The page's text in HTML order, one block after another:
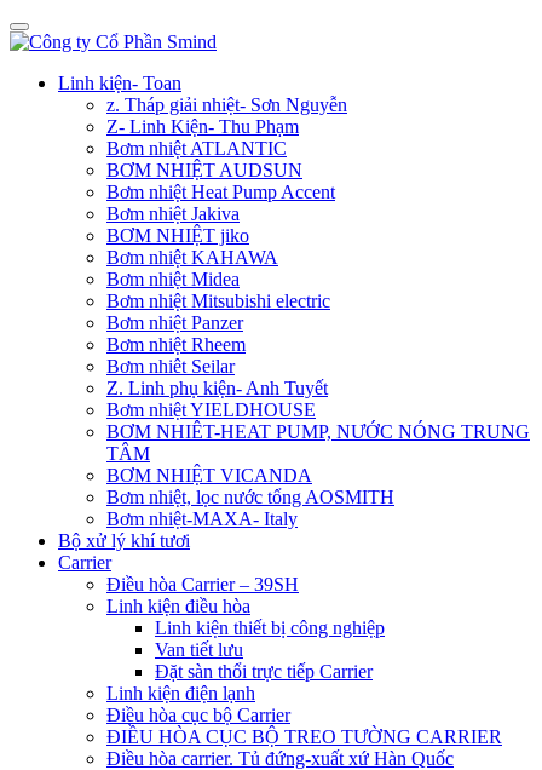
Linh kiện- Toan
z. Tháp giải nhiệt- Sơn Nguyễn
Z- Linh Kiện- Thu Phạm
Bơm nhiệt ATLANTIC
BƠM NHIỆT AUDSUN
Bơm nhiệt Heat Pump Accent
Bơm nhiệt Jakiva
BƠM NHIỆT jiko
Bơm nhiệt KAHAWA
Bơm nhiệt Midea
Bơm nhiệt Mitsubishi electric
Bơm nhiệt Panzer
Bơm nhiệt Rheem
Bơm nhiêt Seilar
Z. Linh phụ kiện- Anh Tuyết
Bơm nhiệt YIELDHOUSE
BƠM NHIÊT-HEAT PUMP, NƯỚC NÓNG TRUNG
TÂM
BƠM NHIỆT VICANDA
Bơm nhiệt, lọc nước tổng AOSMITH
Bơm nhiệt-MAXA- Italy
Bộ xử lý khí tươi
Carrier
Điều hòa Carrier – 39SH
Linh kiện điều hòa
Linh kiện thiết bị công nghiệp
Van tiết lưu
Đặt sàn thổi trực tiếp Carrier
Linh kiện điện lạnh
Điều hòa cục bộ Carrier
ĐIỀU HÒA CỤC BỘ TREO TƯỜNG CARRIER
Điều hòa carrier. Tủ đứng-xuất xứ Hàn Quốc